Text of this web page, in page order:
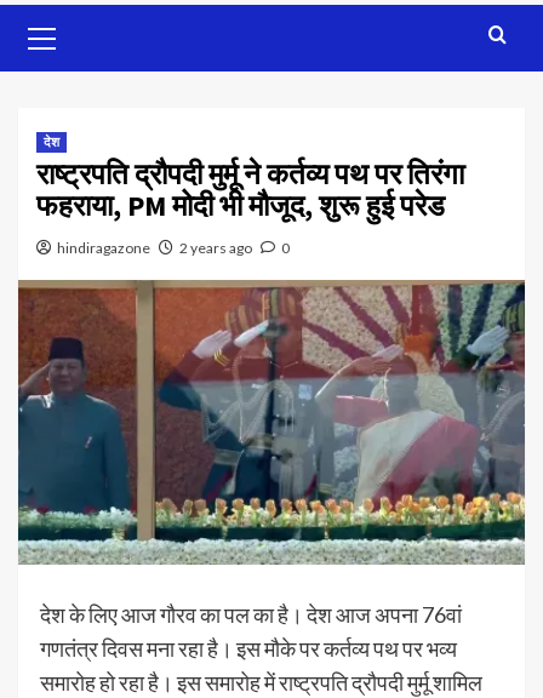
देश
राष्ट्रपति द्रौपदी मुर्मू ने कर्तव्य पथ पर तिरंगा
फहराया, PM मोदी भी मौजूद, शुरू हुई परेड
hindiragazone 2 years ago 0
देश के लिए आज गौरव का पल का है। देश आज अपना 76वां
गणतंत्र दिवस मना रहा है। इस मौके पर कर्तव्य पथ पर भव्य
समारोह हो रहा है। इस समारोह में राष्ट्रपति द्रौपदी मुर्मू शामिल